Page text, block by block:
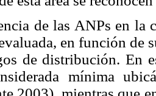
de las ANPs en la
en función de
de distribución. En
mínima